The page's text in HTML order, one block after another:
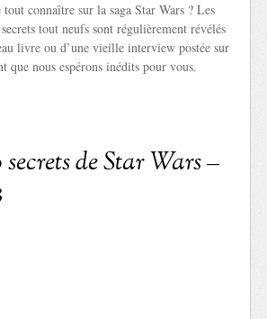
connaître sur la saga Star Wars ? Les
secrets tout neufs sont régulièrement révélés
livre ou d’une vieille interview postée sur
que nous espérons inédits pour vous.
secrets de Star Wars –